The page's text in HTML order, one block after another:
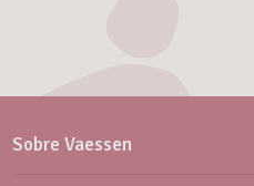
Sobre Vaessen